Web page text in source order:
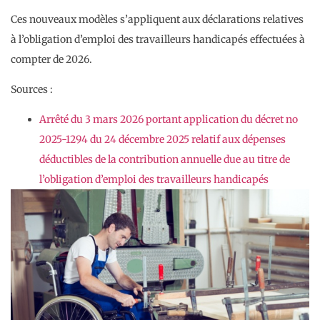
Ces nouveaux modèles s’appliquent aux déclarations relatives
à l’obligation d’emploi des travailleurs handicapés effectuées à
compter de 2026.
Sources :
Arrêté du 3 mars 2026 portant application du décret no
2025-1294 du 24 décembre 2025 relatif aux dépenses
déductibles de la contribution annuelle due au titre de
l’obligation d’emploi des travailleurs handicapés